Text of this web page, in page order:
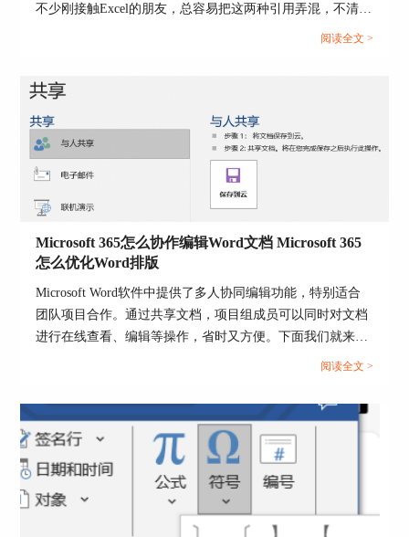
2、在打印机列表中，可以看到很多选项，在这里
图3：打印
3、设置好打印范围（如整个文档、选定区域、当
前页面或者自定义打印范围）、页边距、页面布局
和其他打印参数后，点击【打印】 按钮，
将文档内容【打印】导成PDF文件并保存到指定位
置，这种方法对于很多人来说也是非常方便的。
不少刚接触Excel的朋友，总容易把这两种引用弄混，不清楚
该在什么情况下使用绝对引用或者相对引用。那么今天我们
阅读全文 >
Microsoft 365怎么协作编辑Word文档 Microsoft 365
怎么优化Word排版
Microsoft Word软件中提供了多人协同编辑功能，特别适合
团队项目合作。通过共享文档，项目组成员可以同时对文档
进行在线查看、编辑等操作，省时又方便。下面我们就来给
大家介绍一下Microsoft 365怎么协作编辑，Word文档
队更高效的完成工作。...
阅读全文 >